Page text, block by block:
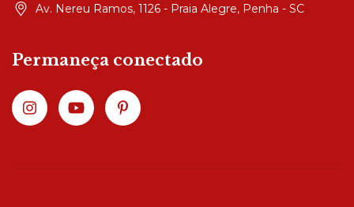
Av. Nereu Ramos, 1126 - Praia Alegre, Penha - SC
Permaneça conectado